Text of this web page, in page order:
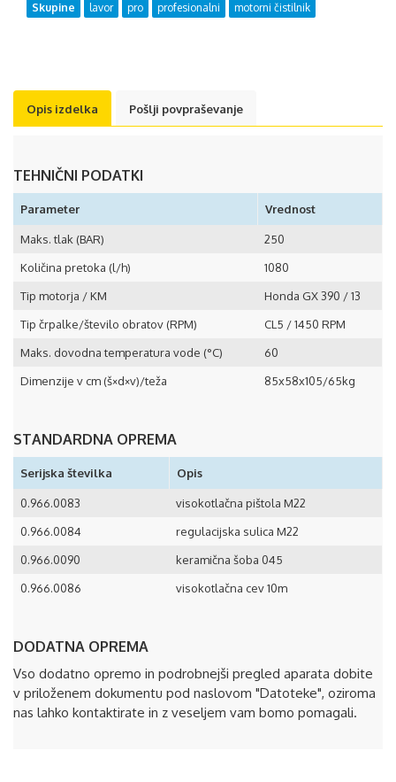
Skupine lavor pro profesionalni motorni čistilnik
Opis izdelka Pošlji povpraševanje
TEHNIČNI PODATKI
Parameter Vrednost
Maks. tlak (BAR)
250
Količina pretoka (l/h)
1080
Tip motorja / KM
Honda GX 390 / 13
Tip črpalke/število obratov (RPM)
CL5 / 1450 RPM
Maks. dovodna temperatura vode (°C)
60
Dimenzije v cm (š×d×v)/teža
85x58x105/65kg
STANDARDNA OPREMA
Serijska številka Opis
0.966.0083
visokotlačna pištola M22
0.966.0084
regulacijska sulica M22
0.966.0090
keramična šoba 045
0.966.0086
visokotlačna cev 10m
DODATNA OPREMA
Vso dodatno opremo in podrobnejši pregled aparata dobite
v priloženem dokumentu pod naslovom "Datoteke", oziroma
nas lahko kontaktirate in z veseljem vam bomo pomagali.